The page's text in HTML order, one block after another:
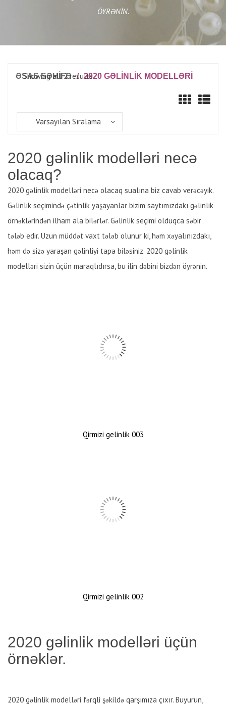
ÖYRƏNIN.
ƏSAS SƏHİFƏ / 2020 GƏLINLIK MODELLƏRI
Showing all 2 results
Varsayılan Sıralama
2020 gəlinlik modelləri necə
olacaq?
2020 gəlinlik modelləri necə olacaq sualına biz cavab verəcəyik.
Gəlinlik seçimində çətinlik yaşayanlar bizim saytımızdakı gəlinlik
örnəklərindən ilham ala bilərlər. Gəlinlik seçimi olduqca səbir
tələb edir. Uzun müddət vaxt tələb olunur ki, həm xəyalınızdakı,
həm də sizə yaraşan gəlinliyi tapa biləsiniz. 2020 gəlinlik
modelləri sizin üçün maraqlıdırsa, bu ilin dəbini bizdən öyrənin.
Qirmizi gelinlik 003
Qirmizi gelinlik 002
2020 gəlinlik modelləri üçün
örnəklər.
2020 gəlinlik modelləri fərqli şəkildə qarşımıza çıxır. Buyurun,